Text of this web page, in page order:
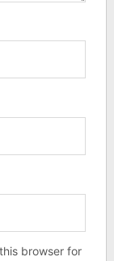
browser for